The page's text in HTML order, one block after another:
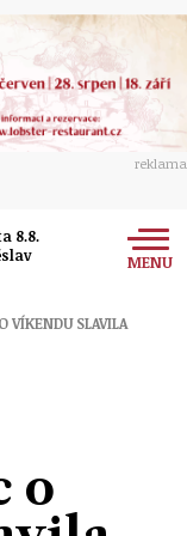
reklama
8.8.
MENU
VÍKENDU SLAVILA
o